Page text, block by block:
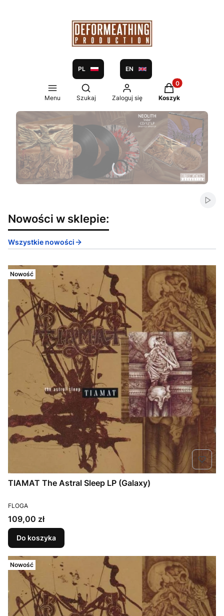
PL EN
Menu
Otwórz wyszukiwarkę
Szukaj Zaloguj się
Produkty w
Koszyk
Nowości w sklepie:
Wszystkie nowości
Nowość
TIAMAT The Astral Sleep LP (Galaxy)
PRODUCENT
FLOGA
Cena
109,00 zł
Do koszyka
Nowość